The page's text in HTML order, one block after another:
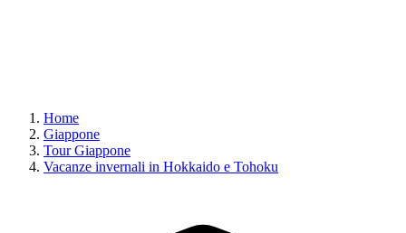
Home
Giappone
Tour Giappone
Vacanze invernali in Hokkaido e Tohoku